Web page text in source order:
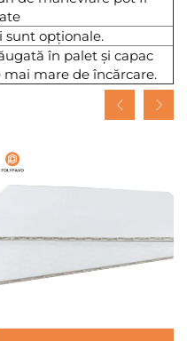
sunt opționale.
în palet și capac
mare de încărcare.